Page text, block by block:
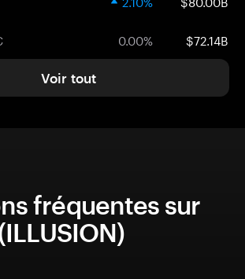
0.00% $72.14B
Voir tout
fréquentes sur